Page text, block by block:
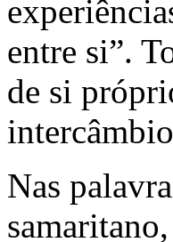
entre si”.
de si
Nas